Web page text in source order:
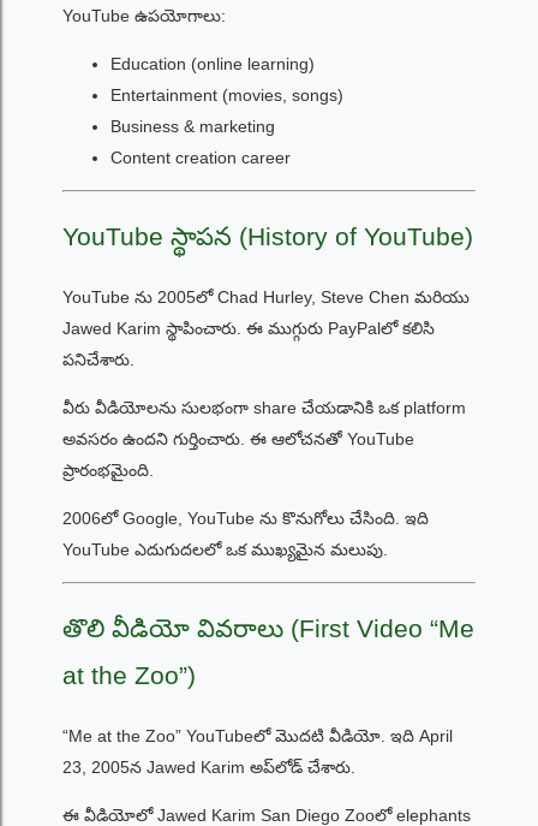
YouTube ఉపయోగాలు:
Education (online learning)
Entertainment (movies, songs)
Business & marketing
Content creation career
YouTube స్థాపన (History of YouTube)
YouTube ను 2005లో Chad Hurley, Steve Chen మరియు
Jawed Karim స్థాపించారు. ఈ ముగ్గురు PayPalలో కలిసి
పనిచేశారు.
వీరు వీడియోలను సులభంగా share చేయడానికి ఒక platform
అవసరం ఉందని గుర్తించారు. ఈ ఆలోచనతో YouTube
ప్రారంభమైంది.
2006లో Google, YouTube ను కొనుగోలు చేసింది. ఇది
YouTube ఎదుగుదలలో ఒక ముఖ్యమైన మలుపు.
తొలి వీడియో వివరాలు (First Video “Me
at the Zoo”)
“Me at the Zoo” YouTubeలో మొదటి వీడియో. ఇది April
23, 2005న Jawed Karim అప్‌లోడ్ చేశారు.
ఈ వీడియోలో Jawed Karim San Diego Zooలో elephants